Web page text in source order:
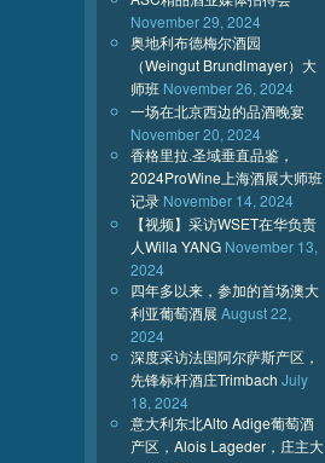
November 29, 2024
奥地利布德梅尔酒园
（Weingut Brundlmayer）大
师班 November 26, 2024
一场在北京西边的品酒晚宴
November 20, 2024
香格里拉.圣域垂直品鉴，
2024ProWine上海酒展大师班
记录 November 14, 2024
【视频】采访WSET在华负责
人Willa YANG November 13,
2024
四年多以来，参加的首场澳大
利亚葡萄酒展 August 22,
2024
深度采访法国阿尔萨斯产区，
先锋标杆酒庄Trimbach July
18, 2024
意大利东北Alto Adige葡萄酒
产区，Alois Lageder，庄主大